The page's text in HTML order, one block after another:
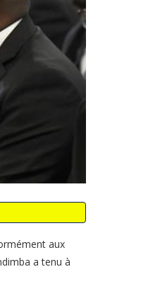
aux
a tenu à